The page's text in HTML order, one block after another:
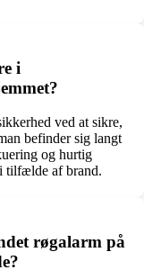
i
ved at sikre,
befinder sig langt
og hurtig
tilfælde af brand.
røgalarm på